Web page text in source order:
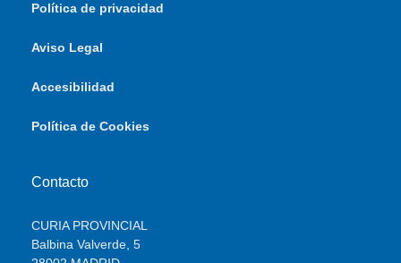
Política de privacidad
Aviso Legal
Accesibilidad
Política de Cookies
Contacto
CURIA PROVINCIAL
Balbina Valverde, 5